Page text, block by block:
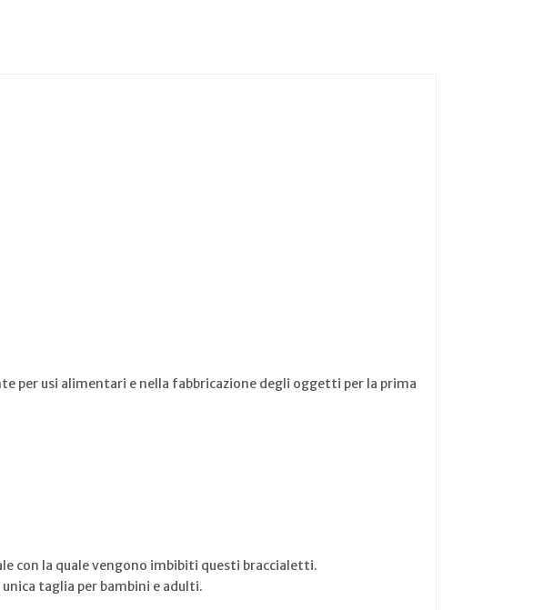
per usi alimentari e nella fabbricazione degli oggetti per la prima
con la quale vengono imbibiti questi braccialetti.
taglia per bambini e adulti.